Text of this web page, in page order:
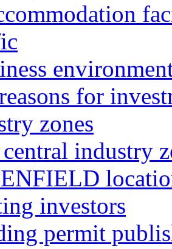
for
zones
industry
investors
permit